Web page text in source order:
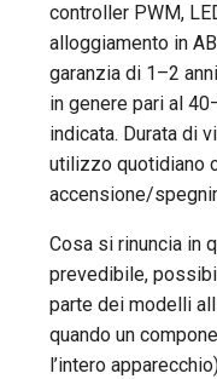
controller PWM,
alloggiamento in
garanzia di 1–2
in genere pari al
indicata. Durata di
utilizzo quotidiano
accensione/
Cosa si rinuncia in
prevedibile,
parte dei modelli
quando un
l’intero